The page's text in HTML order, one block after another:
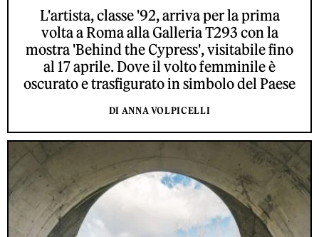
L'artista, classe '92, arriva per la prima
volta a Roma alla Galleria T293 con la
mostra 'Behind the Cypress', visitabile fino
al 17 aprile. Dove il volto femminile è
oscurato e trasfigurato in simbolo del Paese
DI ANNA VOLPICELLI